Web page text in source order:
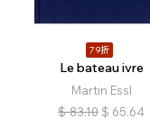
79折
Le bateau ivre
Martin Essl
$ 83.10 $ 65.64